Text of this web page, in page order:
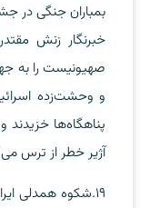
بمباران جنگی در
خبرنگار زنش
صهیونیست را به
و وحشت‌زده
پناهگاه‌ها
آژیر خطر از ترس
19.شکوه همدلی